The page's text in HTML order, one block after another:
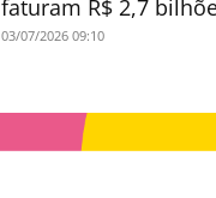
faturam R$ 2,7
03/07/2026 09:10